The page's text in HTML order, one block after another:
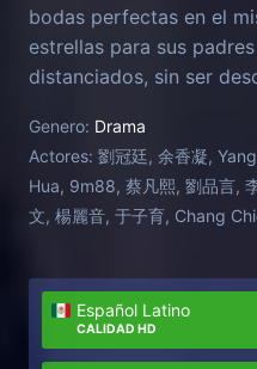
bodas perfectas en el
estrellas para sus
distanciados, sin ser
Genero: Drama
Actores: 劉冠廷, 余香凝,
Hua, 9m88, 蔡凡熙, 劉品言,
文, 楊麗音, 于子育, Chang
Español Latino
CALIDAD HD